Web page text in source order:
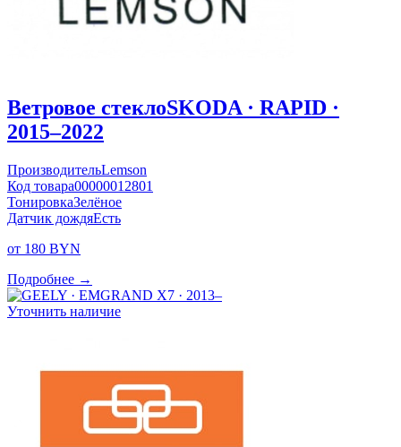
Ветровое стеклоSKODA · RAPID ·
2015–2022
ПроизводительLemson
Код товара00000012801
ТонировкаЗелёное
Датчик дождяЕсть
от 180 BYN
Подробнее →
Уточнить наличие